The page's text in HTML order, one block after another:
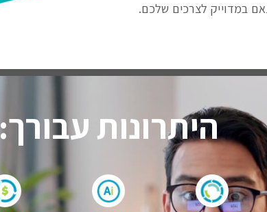
במדוייק לצרכים שלכם.
היתרונות עבורך: